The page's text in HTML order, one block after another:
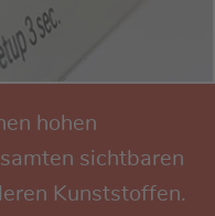
hohen
sichtbaren
Kunststoffen.